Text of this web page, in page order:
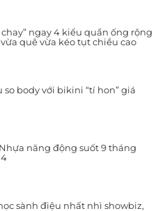
ngay 4 kiểu quần ống rộng
quê vừa kéo tụt chiều cao
so body với bikini “tí hon” giá
năng động suốt 9 tháng
sành điệu nhất nhì showbiz,